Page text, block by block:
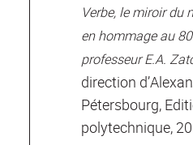
Verbe, le miroir du
en hommage au
professeur E.A.
direction
Pétersbourg,
polytechnique,